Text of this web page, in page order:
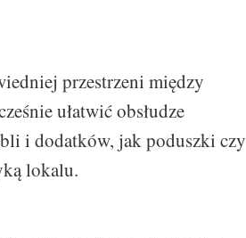
przestrzeni między
ułatwić obsłudze
i dodatków, jak poduszki czy
lokalu.